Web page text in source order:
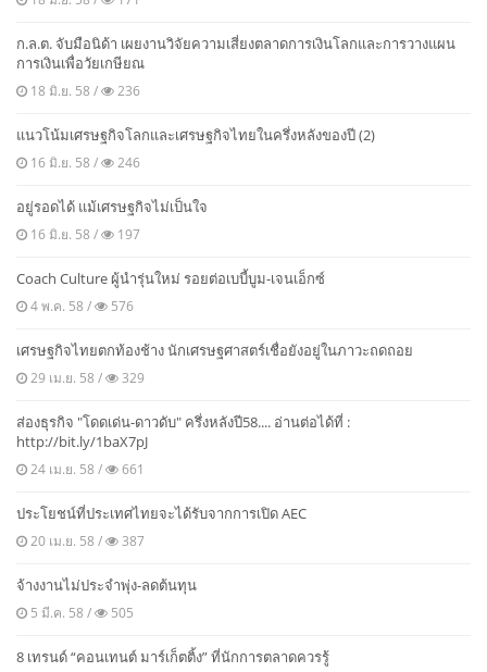
ก.ล.ต. จับมือนิด้า เผยงานวิจัยความเสี่ยงตลาดการเงินโลกและการวางแผน
การเงินเพื่อวัยเกษียณ
18 มิ.ย. 58 / 236
แนวโน้มเศรษฐกิจโลกและเศรษฐกิจไทยในครึ่งหลังของปี (2)
16 มิ.ย. 58 / 246
อยู่รอดได้ แม้เศรษฐกิจไม่เป็นใจ
16 มิ.ย. 58 / 197
Coach Culture ผู้นำรุ่นใหม่ รอยต่อเบบี้บูม-เจนเอ็กซ์
4 พ.ค. 58 / 576
เศรษฐกิจไทยตกท้องช้าง นักเศรษฐศาสตร์เชื่อยังอยู่ในภาวะถดถอย
29 เม.ย. 58 / 329
ส่องธุรกิจ "โดดเด่น-ดาวดับ" ครึ่งหลังปี58.... อ่านต่อได้ที่ :
http://bit.ly/1baX7pJ
24 เม.ย. 58 / 661
ประโยชน์ที่ประเทศไทยจะได้รับจากการเปิด AEC
20 เม.ย. 58 / 387
จ้างงานไม่ประจำพุ่ง-ลดต้นทุน
5 มี.ค. 58 / 505
8 เทรนด์ “คอนเทนต์ มาร์เก็ตติ้ง” ที่นักการตลาดควรรู้